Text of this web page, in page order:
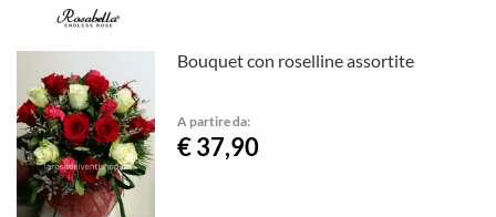
Bouquet con roselline assortite
A partire da:
€ 37,90